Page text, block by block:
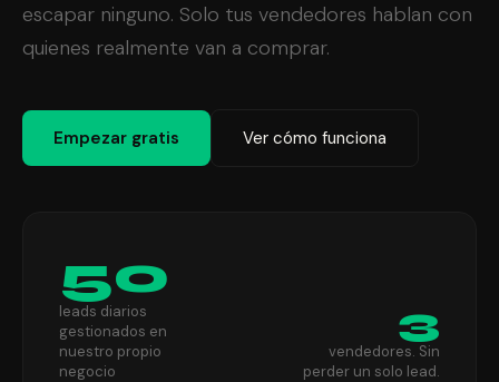
escapar ninguno. Solo tus vendedores hablan con
quienes realmente van a comprar.
Empezar gratis Ver cómo funciona
50
leads diarios
gestionados en
nuestro propio
negocio
3
vendedores. Sin
perder un solo lead.